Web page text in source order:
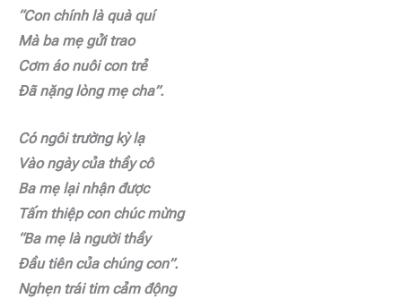
“Con chính là quà quí
Mà ba mẹ gửi trao
Cơm áo nuôi con trẻ
Đã nặng lòng mẹ cha”.
Có ngôi trường kỳ lạ
Vào ngày của thầy cô
Ba mẹ lại nhận được
Tấm thiệp con chúc mừng
“Ba mẹ là người thầy
Đầu tiên của chúng con”.
Nghẹn trái tim cảm động